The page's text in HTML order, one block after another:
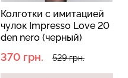
Колготки с имитацией
чулок Impresso Love 20
den nero (черный)
370 грн. 529 грн.
Бесшовный топ с легкой
коррекцией BRA
SHAPEWEAR nude
(бежевый) Giulia